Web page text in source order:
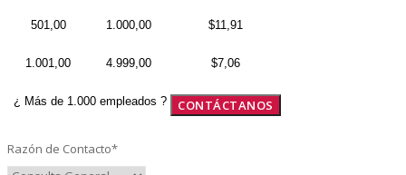
SAP Time & Attendance by Workforce Software
501,00 1.000,00 $11,91
1.001,00 4.999,00 $7,06
¿ Más de 1.000 empleados ? CONTÁCTANOS
Razón de Contacto*